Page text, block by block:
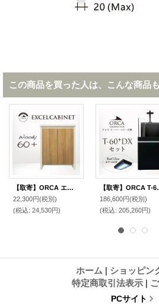
この商品を買った人は、こんな商品
【取寄】ORCA エクセルキャビネットWoody60+
22,300円(税別)
(税込: 24,530円)
【取寄
186,600円(税別)
(税込: 205,260円)
ホーム | ショッピン
特定商取引法表示 |
PCサイト